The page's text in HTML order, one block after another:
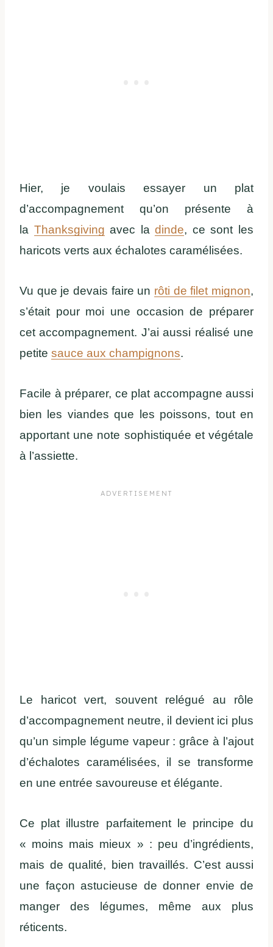
Hier, je voulais essayer un plat
d’accompagnement qu’on présente à
la Thanksgiving avec ladinde, ce sont les
haricots verts aux échalotes caramélisées.
Vu que je devais faire un rôti de filet mignon,
s’était pour moi une occasion de préparer
cet accompagnement. J’ai aussi réalisé une
petite sauce aux champignons.
Facile à préparer, ce plat accompagne aussi
bien les viandes que les poissons, tout en
apportant une note sophistiquée et végétale
à l’assiette.
Le haricot vert, souvent relégué au rôle
d’accompagnement neutre, il devient ici plus
qu’un simple légume vapeur : grâce à l’ajout
d’échalotes caramélisées, il se transforme
en une entrée savoureuse et élégante.
Ce plat illustre parfaitement le principe du
« moins mais mieux » : peu d’ingrédients,
mais de qualité, bien travaillés. C’est aussi
une façon astucieuse de donner envie de
manger des légumes, même aux plus
réticents.